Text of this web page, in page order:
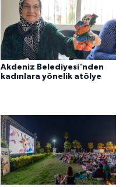
Akdeniz Belediyesi'nden
kadınlara yönelik atölye